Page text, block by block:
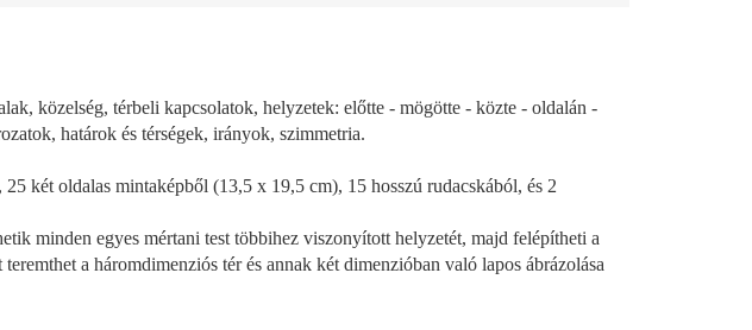
közelség, térbeli kapcsolatok, helyzetek: előtte - mögötte - közte - oldalán -
határok és térségek, irányok, szimmetria.
két oldalas mintaképből (13,5 x 19,5 cm), 15 hosszú rudacskából, és 2
minden egyes mértani test többihez viszonyított helyzetét, majd felépítheti a
a háromdimenziós tér és annak két dimenzióban való lapos ábrázolása